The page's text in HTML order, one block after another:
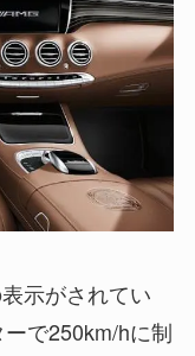
示がされてい
で250km/hに制